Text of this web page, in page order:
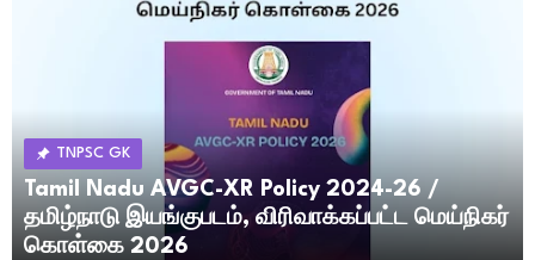
TNPSC GK
Tamil Nadu AVGC-XR Policy 2024-26 /
தமிழ்நாடு இயங்குபடம், விரிவாக்கப்பட்ட மெய்நிகர்
கொள்கை 2026